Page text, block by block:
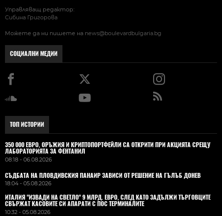
Управляващ редактор:
Сибина Григорова
Можете да ни пишете на news@boulevardbulgaria.bg
СОЦИАЛНИ МЕДИИ
ТОП ИСТОРИИ
350 000 ЕВРО, ОРЪЖИЯ И КРИПТОПОРТФЕЙЛИ СА ОТКРИТИ ПРИ АКЦИЯТА СРЕЩУ
ЛАБОРАТОРИЯТА ЗА ФЕНТАНИЛ
08:18 - 06.08.2026
СЪДБАТА НА ПЛОВДИВСКИЯ ПАНАИР ЗАВИСИ ОТ РЕШЕНИЕ НА ГЪЛЪБ ДОНЕВ
18:04 - 05.08.2026
ИТАЛИЯ "ИЗВАДИ НА СВЕТЛО" 9 МЛРД. ЕВРО, СЛЕД КАТО ЗАДЪЛЖИ ТЪРГОВЦИТЕ
СВЪРЖАТ КАСОВИТЕ СИ АПАРАТИ С ПОС ТЕРМИНАЛИТЕ
10:32 - 05.08.2026